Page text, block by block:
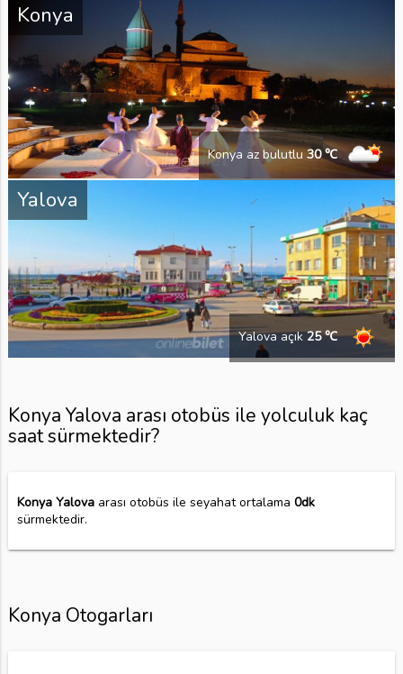
Konya
Konya az bulutlu30 ℃
Yalova
Yalova açık25 ℃
Konya Yalova arası otobüs ile yolculuk kaç
saat sürmektedir?
Konya Yalovaarası otobüs ile seyahat ortalama 0dk
sürmektedir.
Konya Otogarları